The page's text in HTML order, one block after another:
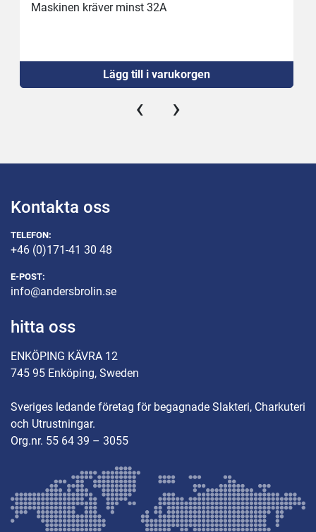
Maskinen kräver minst 32A
Lägg till i varukorgen
‹ ›
Kontakta oss
TELEFON:
+46 (0)171-41 30 48
E-POST:
info@andersbrolin.se
hitta oss
ENKÖPING KÄVRA 12
745 95 Enköping, Sweden
Sveriges ledande företag för begagnade Slakteri, Charkuteri
och Utrustningar.
Org.nr. 55 64 39 – 3055